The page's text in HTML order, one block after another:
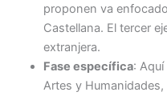
proponen va
Castellana. El tercer
extranjera.
Fase específica:
Artes y Humanidades,